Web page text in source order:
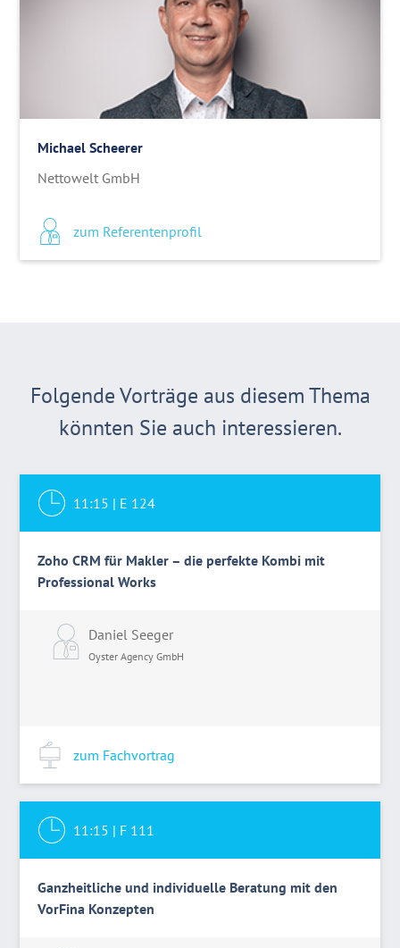
Michael Scheerer
Nettowelt GmbH
zum Referentenprofil
Folgende Vorträge aus diesem Thema
könnten Sie auch interessieren.
11:15 | E 124
Zoho CRM für Makler – die perfekte Kombi mit
Professional Works
Daniel Seeger
Oyster Agency GmbH
zum Fachvortrag
11:15 | F 111
Ganzheitliche und individuelle Beratung mit den
VorFina Konzepten